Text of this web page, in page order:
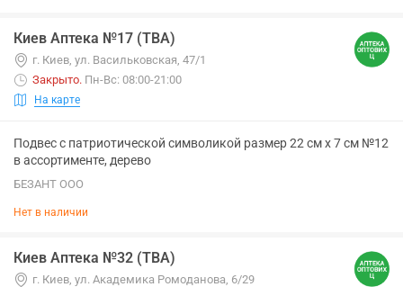
Киев Аптека №17 (ТВА)
г. Киев, ул. Васильковская, 47/1
Закрыто. Пн-Вс: 08:00-21:00
На карте
Подвес с патриотической символикой размер 22 см х 7 см №12
в ассортименте, дерево
БЕЗАНТ ООО
Нет в наличии
Киев Аптека №32 (ТВА)
г. Киев, ул. Академика Ромоданова, 6/29